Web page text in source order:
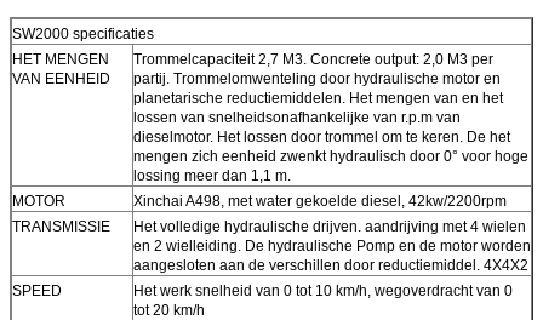
SW2000 specificaties
HET MENGEN
VAN EENHEID
Trommelcapaciteit 2,7 M3. Concrete output: 2,0 M3 per
partij. Trommelomwenteling door hydraulische motor en
planetarische reductiemiddelen. Het mengen van en het
lossen van snelheidsonafhankelijke van r.p.m van
dieselmotor. Het lossen door trommel om te keren. De het
mengen zich eenheid zwenkt hydraulisch door 0° voor hoge
lossing meer dan 1,1 m.
MOTOR
Xinchai A498, met water gekoelde diesel, 42kw/2200rpm
TRANSMISSIE
Het volledige hydraulische drijven. aandrijving met 4 wielen
en 2 wielleiding. De hydraulische Pomp en de motor worden
aangesloten aan de verschillen door reductiemiddel. 4X4X2
SPEED
Het werk snelheid van 0 tot 10 km/h, wegoverdracht van 0
tot 20 km/h